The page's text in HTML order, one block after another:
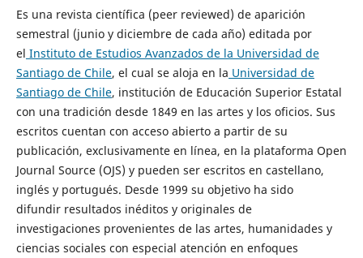
Es una revista científica (peer reviewed) de aparición
semestral (junio y diciembre de cada año) editada por
el Instituto de Estudios Avanzados de la Universidad de
Santiago de Chile, el cual se aloja en la Universidad de
Santiago de Chile, institución de Educación Superior Estatal
con una tradición desde 1849 en las artes y los oficios. Sus
escritos cuentan con acceso abierto a partir de su
publicación, exclusivamente en línea, en la plataforma Open
Journal Source (OJS) y pueden ser escritos en castellano,
inglés y portugués. Desde 1999 su objetivo ha sido
difundir resultados inéditos y originales de
investigaciones provenientes de las artes, humanidades y
ciencias sociales con especial atención en enfoques